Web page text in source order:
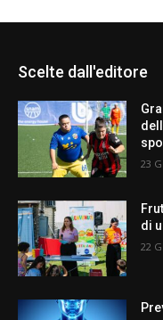
Scelte dall'editore
23
di
22